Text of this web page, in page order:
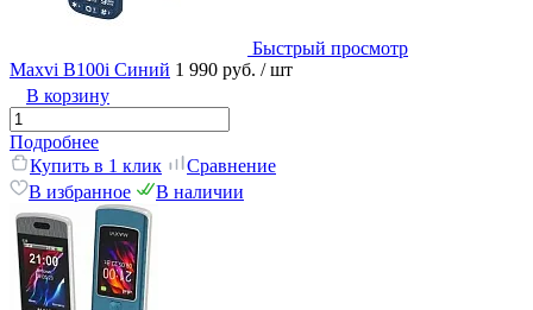
Быстрый просмотр
Maxvi B100i Синий 1 990 руб. / шт
В корзину
Подробнее
Купить в 1 клик
Сравнение
В избранное
В наличии